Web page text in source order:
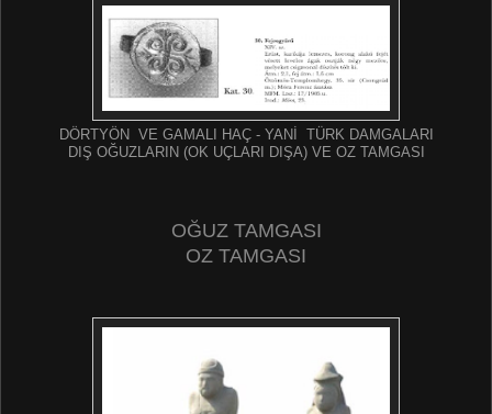
DÖRTYÖN VE GAMALI HAÇ - YANİ TÜRK DAMGALARI
DIŞ OĞUZLARIN (OK UÇLARI DIŞA) VE OZ TAMGASI
OĞUZ TAMGASI
OZ TAMGASI